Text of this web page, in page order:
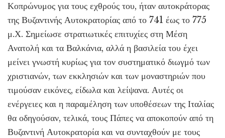
Κοπρώνυμος για τους εχθρούς του, ήταν αυτοκράτορας
της Βυζαντινής Αυτοκρατορίας από το 741 έως το 775
μ.Χ. Σημείωσε στρατιωτικές επιτυχίες στη Μέση
Ανατολή και τα Βαλκάνια, αλλά η βασιλεία του έχει
μείνει γνωστή κυρίως για τον συστηματικό διωγμό των
χριστιανών, των εκκλησιών και των μοναστηριών που
τιμούσαν εικόνες, είδωλα και λείψανα. Αυτές οι
ενέργειες και η παραμέληση των υποθέσεων της Ιταλίας
θα οδηγούσαν, τελικά, τους Πάπες να αποκοπούν από τη
Βυζαντινή Αυτοκρατορία και να συνταχθούν με τους